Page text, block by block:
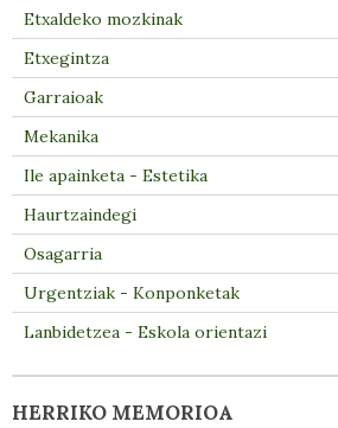
Etxaldeko mozkinak
Etxegintza
Garraioak
Mekanika
Ile apainketa - Estetika
Haurtzaindegi
Osagarria
Urgentziak - Konponketak
Lanbidetzea - Eskola orientazi
HERRIKO MEMORIOA